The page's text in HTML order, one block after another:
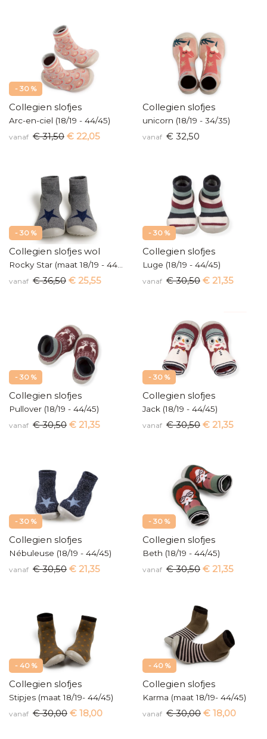
- 30 %
Collegien slofjes
Arc-en-ciel (18/19 - 44/45)
vanaf € 31,50 € 22,05
Collegien slofjes
unicorn (18/19 - 34/35)
vanaf € 32,50
- 30 %
Collegien slofjes wol
vanaf € 36,50 € 25,55
- 30 %
Collegien slofjes
Luge (18/19 - 44/45)
vanaf € 30,50 € 21,35
- 30 %
Collegien slofjes
Pullover (18/19 - 44/45)
vanaf € 30,50 € 21,35
- 30 %
Collegien slofjes
Jack (18/19 - 44/45)
vanaf € 30,50 € 21,35
- 30 %
Collegien slofjes
Nébuleuse (18/19 - 44/45)
vanaf € 30,50 € 21,35
- 30 %
Collegien slofjes
Beth (18/19 - 44/45)
vanaf € 30,50 € 21,35
- 40 %
Collegien slofjes
Stipjes (maat 18/19- 44/45)
vanaf € 30,00 € 18,00
- 40 %
Collegien slofjes
Karma (maat 18/19- 44/45)
vanaf € 30,00 € 18,00